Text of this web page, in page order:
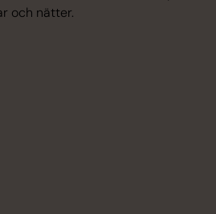
och nätter.